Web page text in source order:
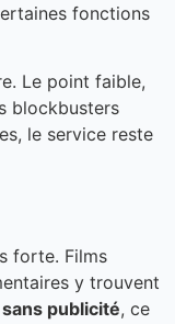
fonctions
Le point faible,
blockbusters
le service reste
forte. Films
y trouvent
sans publicité, ce